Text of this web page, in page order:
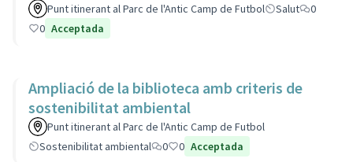
Punt itinerant al Parc de l'Antic Camp de Futbol Salut
0
0 Acceptada
Ampliació de la biblioteca amb criteris de
sostenibilitat ambiental
Punt itinerant al Parc de l'Antic Camp de Futbol
Sostenibilitat ambiental
0 0 Acceptada